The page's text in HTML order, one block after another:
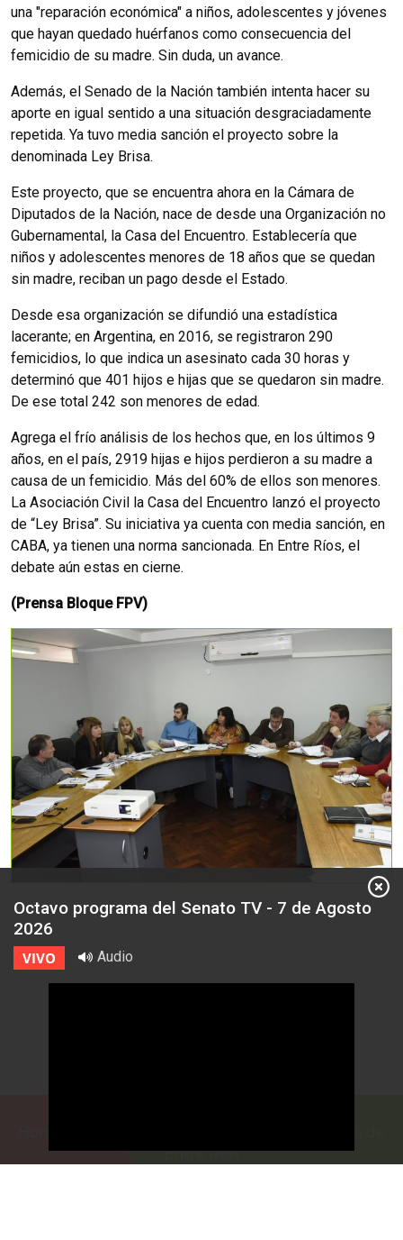
una "reparación económica" a niños, adolescentes y jóvenes
que hayan quedado huérfanos como consecuencia del
femicidio de su madre. Sin duda, un avance.
Además, el Senado de la Nación también intenta hacer su
aporte en igual sentido a una situación desgraciadamente
repetida. Ya tuvo media sanción el proyecto sobre la
denominada Ley Brisa.
Este proyecto, que se encuentra ahora en la Cámara de
Diputados de la Nación, nace de desde una Organización no
Gubernamental, la Casa del Encuentro. Establecería que
niños y adolescentes menores de 18 años que se quedan
sin madre, reciban un pago desde el Estado.
Desde esa organización se difundió una estadística
lacerante; en Argentina, en 2016, se registraron 290
femicidios, lo que indica un asesinato cada 30 horas y
determinó que 401 hijos e hijas que se quedaron sin madre.
De ese total 242 son menores de edad.
Agrega el frío análisis de los hechos que, en los últimos 9
años, en el país, 2919 hijas e hijos perdieron a su madre a
causa de un femicidio. Más del 60% de ellos son menores.
La Asociación Civil la Casa del Encuentro lanzó el proyecto
de “Ley Brisa”. Su iniciativa ya cuenta con media sanción, en
CABA, ya tienen una norma sancionada. En Entre Ríos, el
debate aún estas en cierne.
(Prensa Bloque FPV)
Entre Ríos
Octavo programa del Senato TV - 7 de Agosto
2026
VIVO Audio